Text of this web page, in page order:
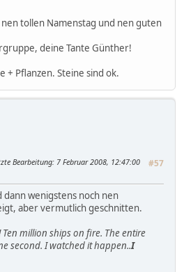
tollen Namenstag und nen guten
deine Tante Günther!
+ Pflanzen. Steine sind ok.
#57
Bearbeitung: 7 Februar 2008, 12:47:00
wenigstens noch nen
aber vermutlich geschnitten.
million ships on fire. The entire
second. I watched it happen..I